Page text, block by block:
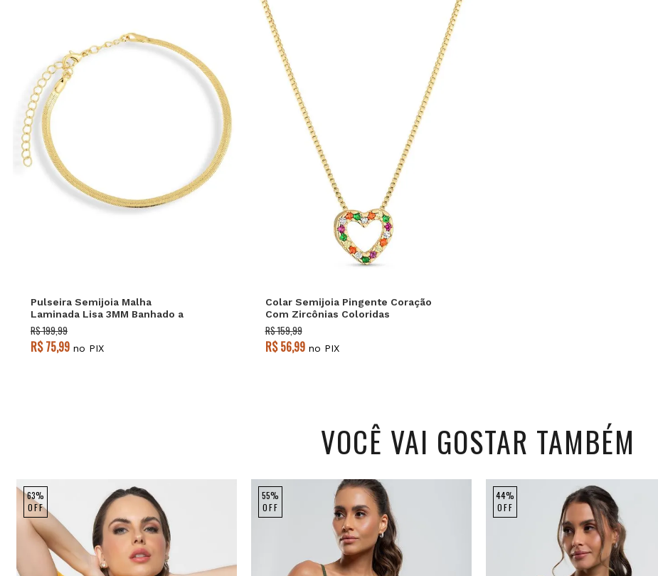
Pulseira Semijoia Malha
Laminada Lisa 3MM Banhado a
Ouro 18k
R$ 199,99
R$ 75,99 no PIX
Único
Colar Semijoia Pingente Coração
Com Zircônias Coloridas
Banhado a Ouro 18k
R$ 159,99
R$ 56,99no PIX
VOCÊ VAI GOSTAR TAMBÉM
63%
OFF
55%
OFF
44%
OFF